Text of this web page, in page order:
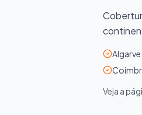
Algarve
Veja a